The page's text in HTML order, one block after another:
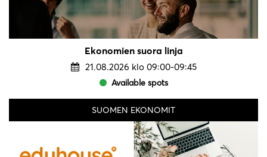
Ekonomien suora linja
21.08.2026 klo 09:00-09:45
Available spots
SUOMEN EKONOMIT